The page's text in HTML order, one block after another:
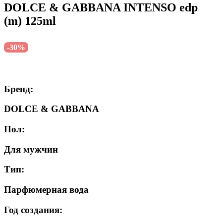
DOLCE & GABBANA INTENSO edp
(m) 125ml
-30%
Бренд:
DOLCE & GABBANA
Пол:
Для мужчин
Тип:
Парфюмерная вода
Год создания: